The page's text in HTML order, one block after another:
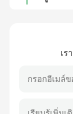
ผลิตภัณฑ์ระบ
โมดูลซีพียู PLC
PLC สายเคเ
เร